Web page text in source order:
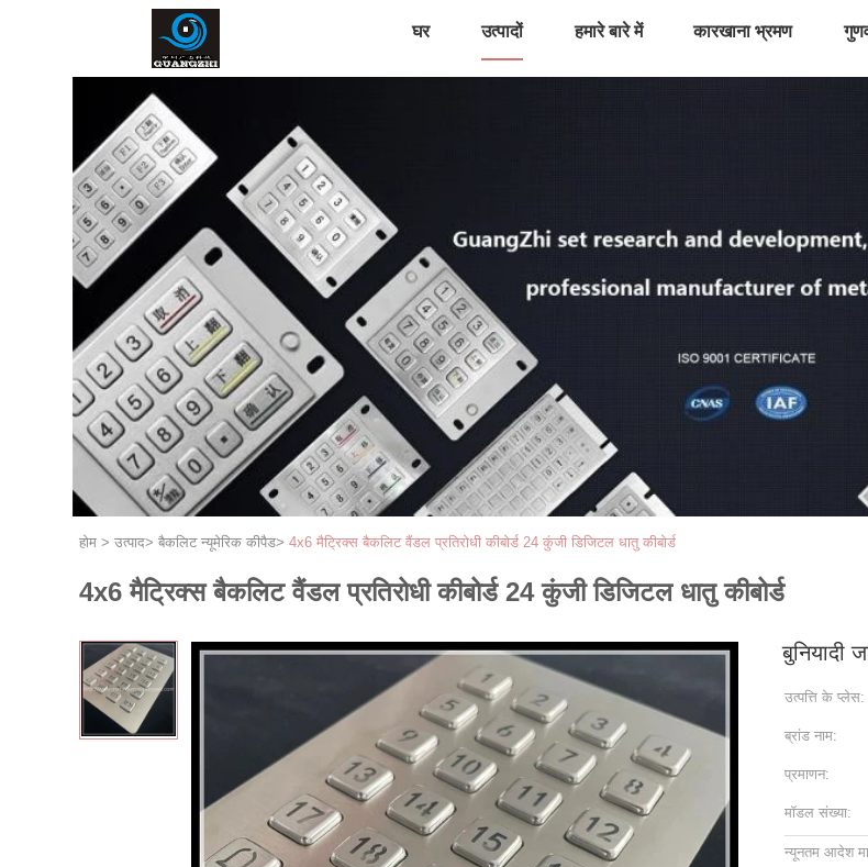
घर उत्पादों हमारे बारे में कारखाना भ्रमण
होम > उत्पाद> बैकलिट न्यूमेरिक कीपैड> 4x6 मैट्रिक्स बैकलिट वैंडल प्रतिरोधी कीबोर्ड 24 कुंजी डिजिटल धातु कीबोर्ड
4x6 मैट्रिक्स बैकलिट वैंडल प्रतिरोधी कीबोर्ड 24 कुंजी डिजिटल धातु कीबोर्ड
बुनियादी
उत्पत्ति के प्लेस:
ब्रांड नाम:
प्रमाणन:
मॉडल संख्या:
न्यूनतम आदेश